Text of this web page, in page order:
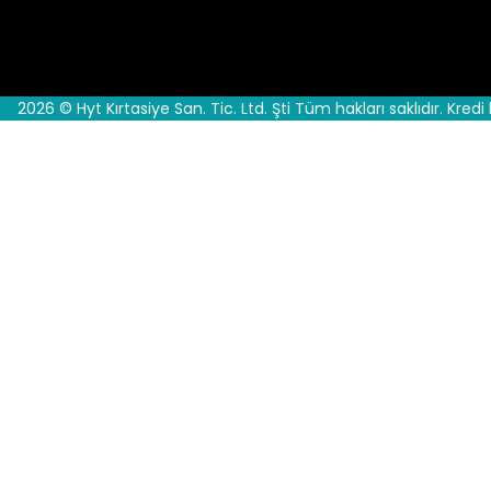
2026 © Hyt Kırtasiye San. Tic. Ltd. Şti Tüm hakları saklıdır.